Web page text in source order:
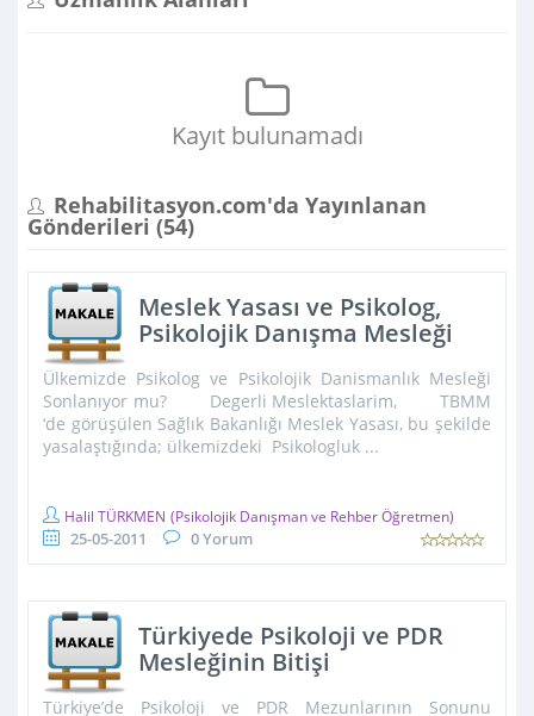
Kayıt bulunamadı
Rehabilitasyon.com'da Yayınlanan
Gönderileri (54)
Meslek Yasası ve Psikolog,
Psikolojik Danışma Mesleği
İsteniyor
Ülkemizde Psikolog ve Psikolojik Danismanlık Mesleği
Sonlanıyor mu? Degerli Meslektaslarim, TBMM
‘de görüşülen Sağlık Bakanlığı Meslek Yasası, bu şekilde
yasalaştığında; ülkemizdeki Psikologluk ...
Halil TÜRKMEN (Psikolojik Danışman ve Rehber Öğretmen)
25-05-2011 0 Yorum
Türkiyede Psikoloji ve PDR
Mesleğinin Bitişi
Türkiye’de Psikoloji ve PDR Mezunlarının Sonunu